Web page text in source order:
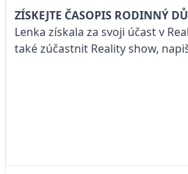
ZÍSKEJTE ČASOPIS RODINNÝ
Lenka získala za svoji účast v
také zúčastnit Reality show,